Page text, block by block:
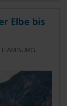
Elbe bis